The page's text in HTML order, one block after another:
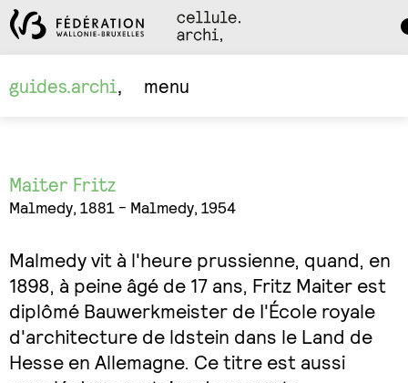
guides.archi
menu
Maiter Fritz
Malmedy, 1881 - Malmedy, 1954
Malmedy vit à l'heure prussienne, quand, en
1898, à peine âgé de 17 ans, Fritz Maiter est
diplômé Bauwerkmeister de I'École royale
d'architecture de ldstein dans le Land de
Hesse en Allemagne. Ce titre est aussi